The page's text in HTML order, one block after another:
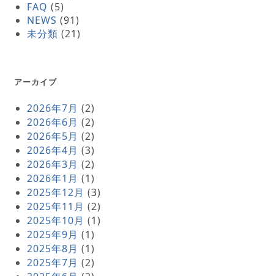
FAQ (5)
NEWS (91)
未分類 (21)
アーカイブ
2026年7月 (2)
2026年6月 (2)
2026年5月 (2)
2026年4月 (3)
2026年3月 (2)
2026年1月 (1)
2025年12月 (3)
2025年11月 (2)
2025年10月 (1)
2025年9月 (1)
2025年8月 (1)
2025年7月 (2)